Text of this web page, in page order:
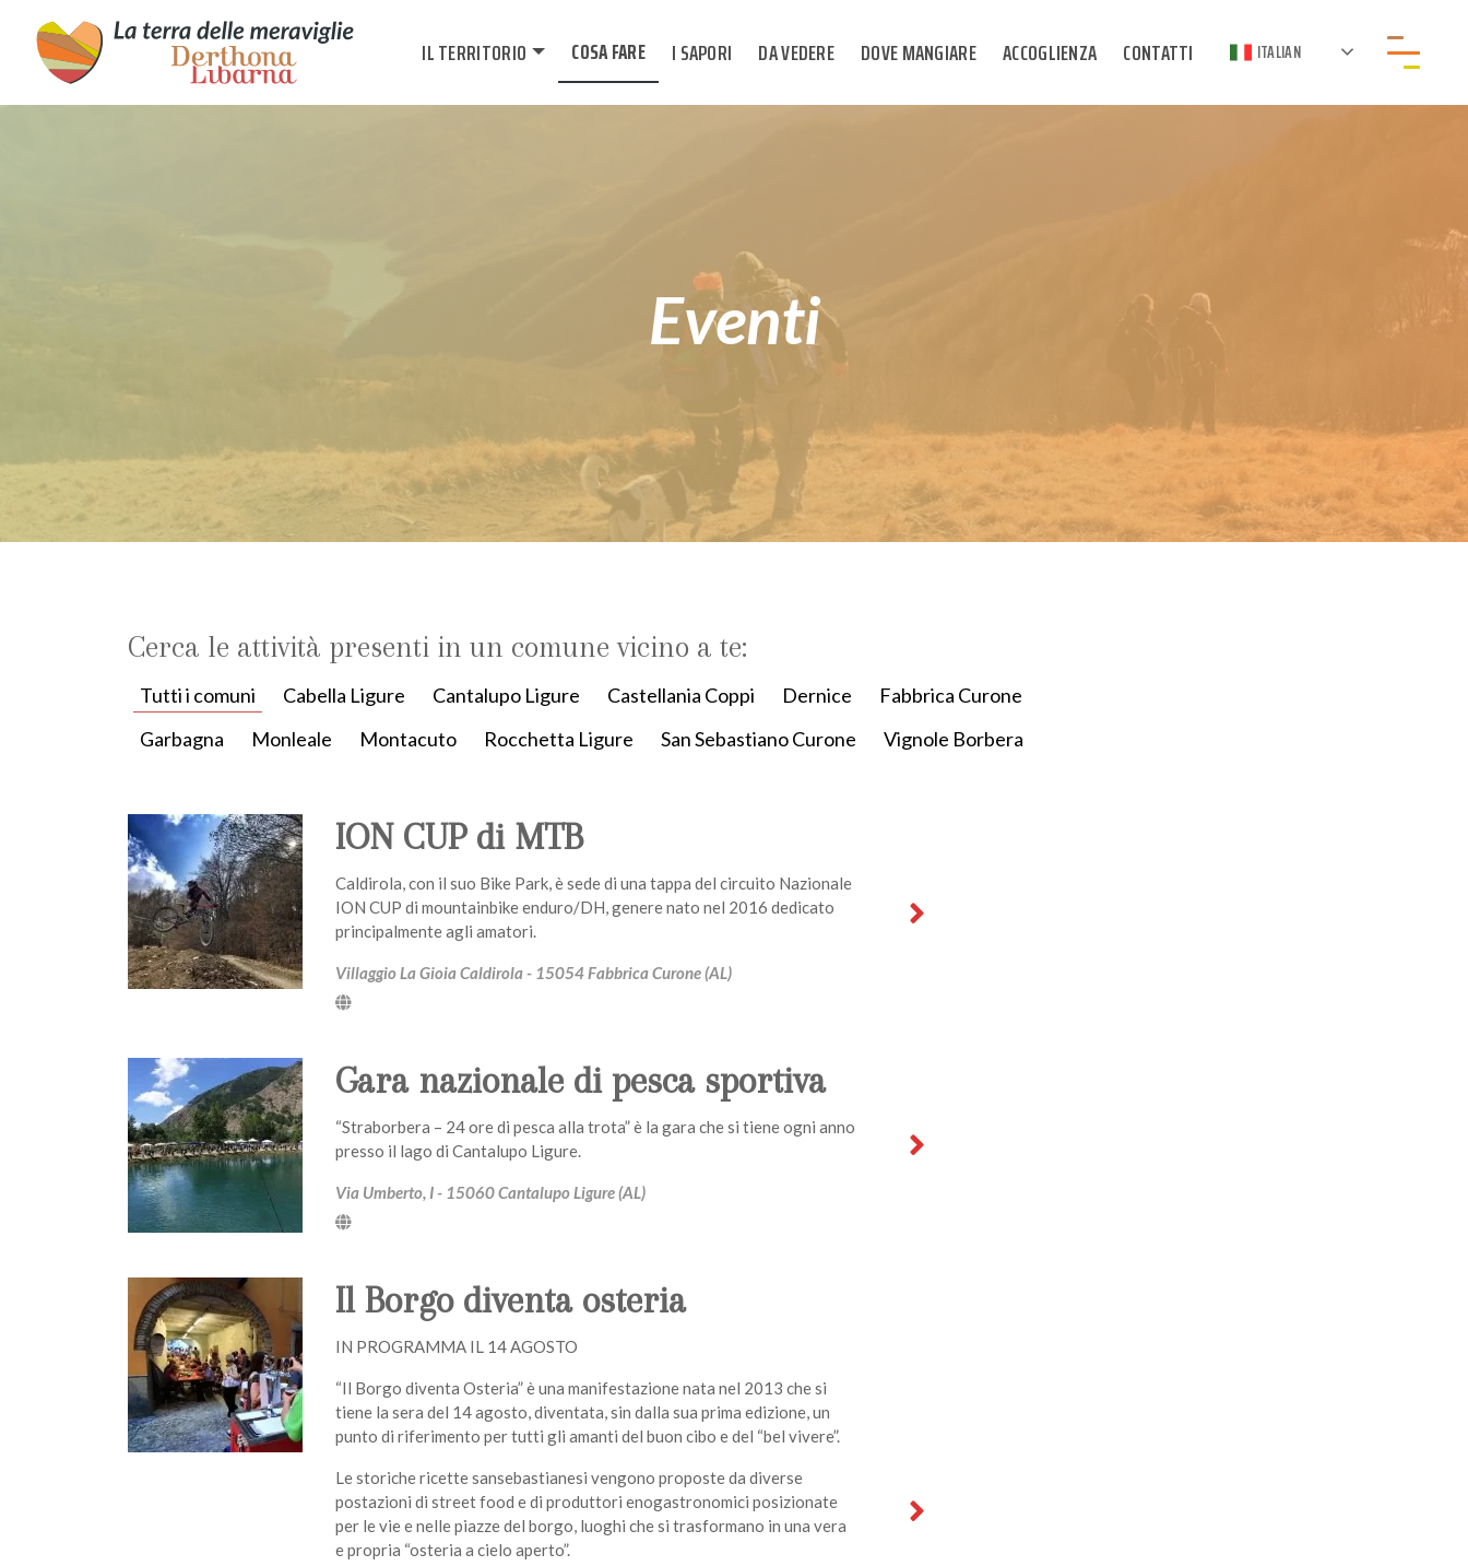
IL TERRITORIO COSA FARE I SAPORI DA VEDERE DOVE MANGIARE ACCOGLIENZA CONTATTI ITALIAN
Eventi
Cerca le attività presenti in un comune vicino a te:
Tutti i comuni Cabella Ligure Cantalupo Ligure Castellania Coppi Dernice
Fabbrica Curone
Garbagna
Monleale Montacuto Rocchetta Ligure San Sebastiano Curone Vignole Borbera
ION CUP di MTB
Caldirola, con il suo Bike Park, è sede di una tappa del circuito Nazionale
ION CUP di mountainbike enduro/DH, genere nato nel 2016 dedicato
principalmente agli amatori.
Villaggio La Gioia Caldirola - 15054 Fabbrica Curone (AL)
Gara nazionale di pesca sportiva
“Straborbera – 24 ore di pesca alla trota” è la gara che si tiene ogni anno
presso il lago di Cantalupo Ligure.
Via Umberto, I - 15060 Cantalupo Ligure (AL)
Il Borgo diventa osteria
IN PROGRAMMA IL 14 AGOSTO
“Il Borgo diventa Osteria” è una manifestazione nata nel 2013 che si
tiene la sera del 14 agosto, diventata, sin dalla sua prima edizione, un
punto di riferimento per tutti gli amanti del buon cibo e del “bel vivere”.
Le storiche ricette sansebastianesi vengono proposte da diverse
postazioni di street food e di produttori enogastronomici posizionate
per le vie e nelle piazze del borgo, luoghi che si trasformano in una vera
e propria “osteria a cielo aperto”.